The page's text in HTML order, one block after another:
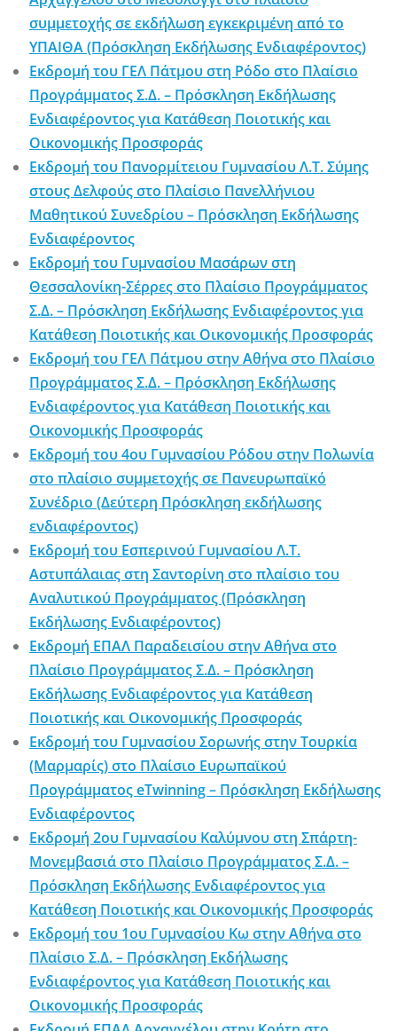
συμμετοχής σε εκδήλωση εγκεκριμένη από το
ΥΠΑΙΘΑ (Πρόσκληση Εκδήλωσης Ενδιαφέροντος)
Εκδρομή του ΓΕΛ Πάτμου στη Ρόδο στο Πλαίσιο
Προγράμματος Σ.Δ. – Πρόσκληση Εκδήλωσης
Ενδιαφέροντος για Κατάθεση Ποιοτικής και
Οικονομικής Προσφοράς
Εκδρομή του Πανορμίτειου Γυμνασίου Λ.Τ. Σύμης
στους Δελφούς στο Πλαίσιο Πανελλήνιου
Μαθητικού Συνεδρίου – Πρόσκληση Εκδήλωσης
Ενδιαφέροντος
Εκδρομή του Γυμνασίου Μασάρων στη
Θεσσαλονίκη-Σέρρες στο Πλαίσιο Προγράμματος
Σ.Δ. – Πρόσκληση Εκδήλωσης Ενδιαφέροντος για
Κατάθεση Ποιοτικής και Οικονομικής Προσφοράς
Εκδρομή του ΓΕΛ Πάτμου στην Αθήνα στο Πλαίσιο
Προγράμματος Σ.Δ. – Πρόσκληση Εκδήλωσης
Ενδιαφέροντος για Κατάθεση Ποιοτικής και
Οικονομικής Προσφοράς
Εκδρομή του 4ου Γυμνασίου Ρόδου στην Πολωνία
στο πλαίσιο συμμετοχής σε Πανευρωπαϊκό
Συνέδριο (Δεύτερη Πρόσκληση εκδήλωσης
ενδιαφέροντος)
Εκδρομή του Εσπερινού Γυμνασίου Λ.Τ.
Αστυπάλαιας στη Σαντορίνη στο πλαίσιο του
Αναλυτικού Προγράμματος (Πρόσκληση
Εκδήλωσης Ενδιαφέροντος)
Εκδρομή ΕΠΑΛ Παραδεισίου στην Αθήνα στο
Πλαίσιο Προγράμματος Σ.Δ. – Πρόσκληση
Εκδήλωσης Ενδιαφέροντος για Κατάθεση
Ποιοτικής και Οικονομικής Προσφοράς
Εκδρομή του Γυμνασίου Σορωνής στην Τουρκία
(Μαρμαρίς) στο Πλαίσιο Ευρωπαϊκού
Προγράμματος eTwinning – Πρόσκληση Εκδήλωσης
Ενδιαφέροντος
Εκδρομή 2ου Γυμνασίου Καλύμνου στη Σπάρτη-
Μονεμβασιά στο Πλαίσιο Προγράμματος Σ.Δ. –
Πρόσκληση Εκδήλωσης Ενδιαφέροντος για
Κατάθεση Ποιοτικής και Οικονομικής Προσφοράς
Εκδρομή του 1ου Γυμνασίου Κω στην Αθήνα στο
Πλαίσιο Σ.Δ. – Πρόσκληση Εκδήλωσης
Ενδιαφέροντος για Κατάθεση Ποιοτικής και
Οικονομικής Προσφοράς